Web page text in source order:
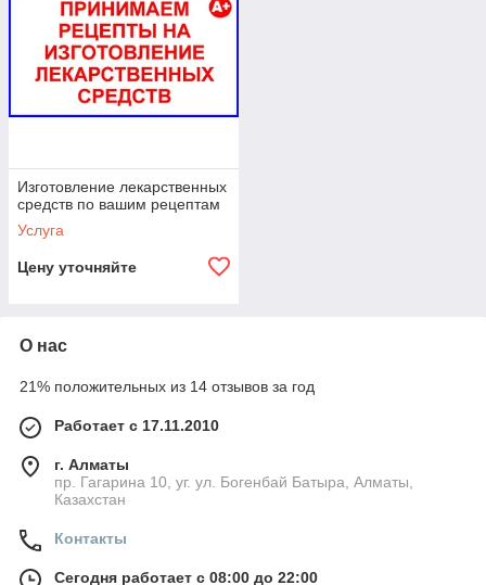
Изготовление лекарственных
средств по вашим рецептам
Услуга
Цену уточняйте
О нас
21% положительных из 14 отзывов за год
Работает с 17.11.2010
г. Алматы
пр. Гагарина 10, уг. ул. Богенбай Батыра, Алматы,
Казахстан
Контакты
Сегодня работает с 08:00 до 22:00